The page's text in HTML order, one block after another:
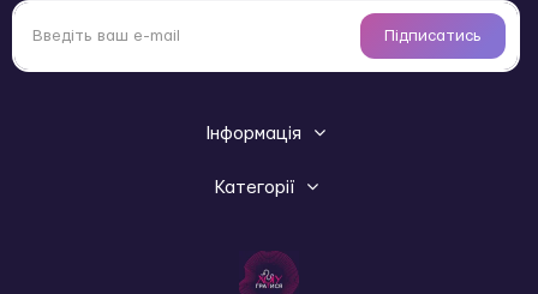
Підписатись
Інформація
Категорії